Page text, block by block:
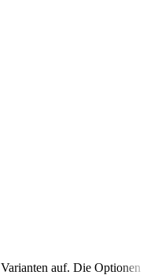
auf. Die Optionen